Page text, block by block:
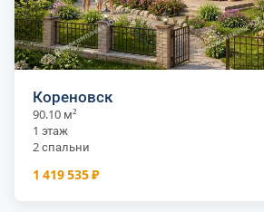
Кореновск
90.10 м²
1 этаж
2 спальни
1 419 535 ₽